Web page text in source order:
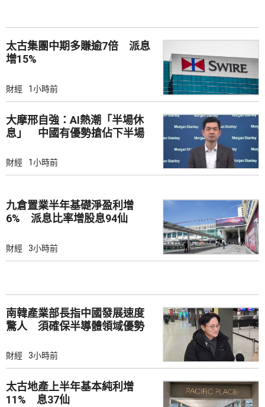
太古集團中期多賺逾7倍 派息
增15%
財經 1小時前
大摩邢自強：AI熱潮「半場休
息」 中國有優勢搶佔下半場
財經 1小時前
九倉置業半年基礎淨盈利增
6% 派息比率增股息94仙
財經 3小時前
南韓產業部長指中國發展速度
驚人 須確保半導體領域優勢
財經 3小時前
太古地產上半年基本純利增
11% 息37仙